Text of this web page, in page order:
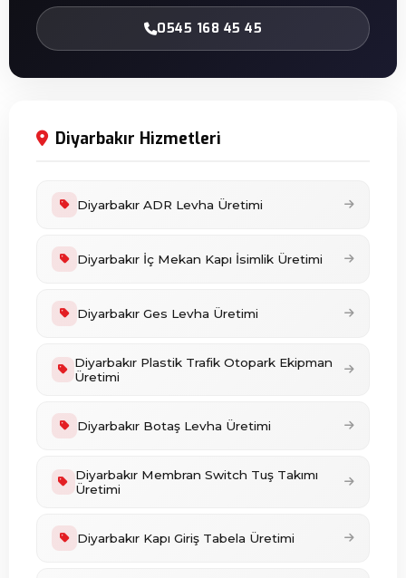
0545 168 45 45
Diyarbakır Hizmetleri
Diyarbakır ADR Levha Üretimi
Diyarbakır İç Mekan Kapı İsimlik Üretimi
Diyarbakır Ges Levha Üretimi
Diyarbakır Plastik Trafik Otopark Ekipman
Üretimi
Diyarbakır Botaş Levha Üretimi
Diyarbakır Membran Switch Tuş Takımı
Üretimi
Diyarbakır Kapı Giriş Tabela Üretimi